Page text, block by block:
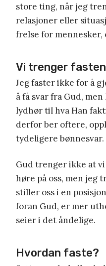
store ting, når jeg
relasjoner eller
frelse for
Vi trenger fasten
Jeg faster ikke for å
å få svar fra Gud,
lydhør til hva Han
derfor ber oftere,
tydeligere bønnesvar.
Gud trenger ikke at
høre på oss, men jeg
stiller oss i en
foran Gud, er mer
seier i det åndelige.
Hvordan faste?